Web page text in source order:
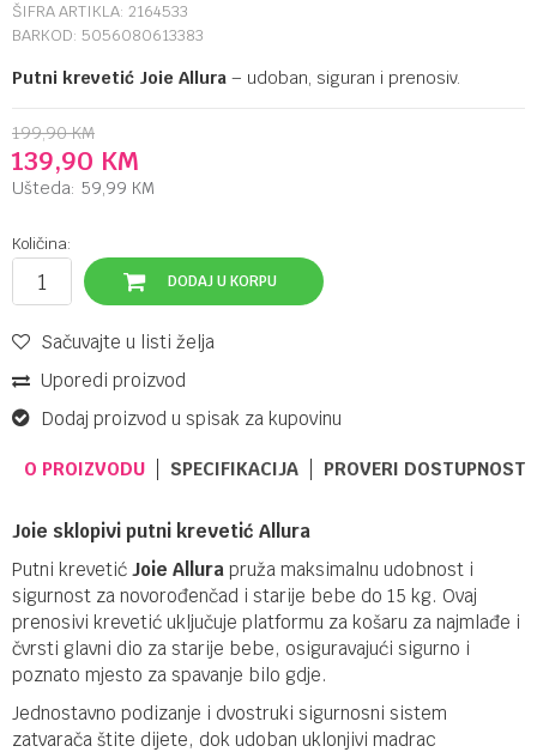
ŠIFRA ARTIKLA: 2164533
BARKOD: 5056080613383
Putni krevetić Joie Allura – udoban, siguran i prenosiv.
199,90 KM
139,90 KM
Ušteda: 59,99 KM
Količina:
DODAJ U KORPU
Sačuvajte u listi želja
Uporedi proizvod
Dodaj proizvod u spisak za kupovinu
O PROIZVODU SPECIFIKACIJA PROVERI DOSTUPNOST
Joie sklopivi putni krevetić Allura
Putni krevetić Joie Allura pruža maksimalnu udobnost i
sigurnost za novorođenčad i starije bebe do 15 kg. Ovaj
prenosivi krevetić uključuje platformu za košaru za najmlađe i
čvrsti glavni dio za starije bebe, osiguravajući sigurno i
poznato mjesto za spavanje bilo gdje.
Jednostavno podizanje i dvostruki sigurnosni sistem
zatvarača štite dijete, dok udoban uklonjivi madrac